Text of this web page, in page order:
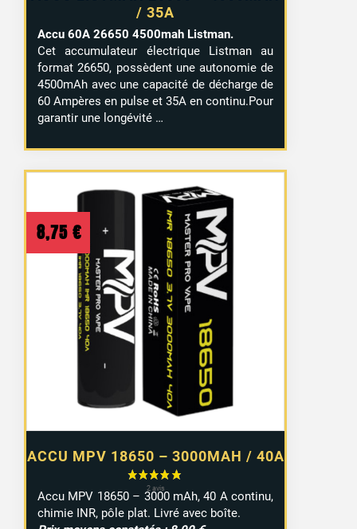
/ 35A
Accu 60A 26650 4500mah Listman.
Cet accumulateur électrique Listman au
format 26650, possèdent une autonomie de
4500mAh avec une capacité de décharge de
60 Ampères en pulse et 35A en continu.Pour
garantir une longévité …
ACCU MPV 18650 – 3000MAH / 40A
8,75 €
Accu MPV 18650 – 3000 mAh, 40 A continu,
chimie INR, pôle plat. Livré avec boîte.